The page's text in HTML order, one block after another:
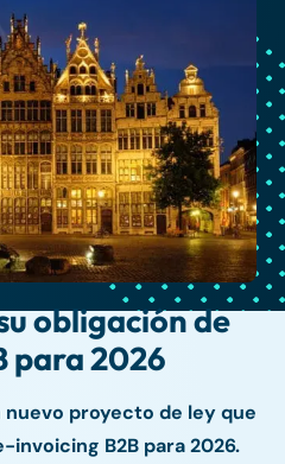
obligación de
para 2026
nuevo proyecto de ley que
invoicing B2B para 2026.